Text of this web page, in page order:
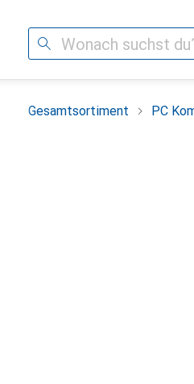
Suche
Gesamtsortiment PC